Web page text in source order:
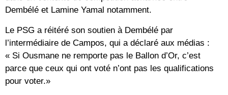
Dembélé et Lamine Yamal notamment.
Le PSG a réitéré son soutien à Dembélé par
l’intermédiaire de Campos, qui a déclaré aux médias :
« Si Ousmane ne remporte pas le Ballon d’Or, c’est
parce que ceux qui ont voté n’ont pas les qualifications
pour voter.»